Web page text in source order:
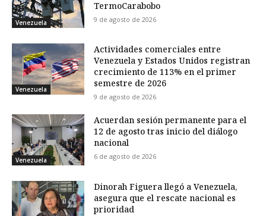
Venezuela
TermoCarabobo
9 de agosto de 2026
Venezuela
Actividades comerciales entre
Venezuela y Estados Unidos registran
crecimiento de 113% en el primer
semestre de 2026
9 de agosto de 2026
Venezuela
Acuerdan sesión permanente para el
12 de agosto tras inicio del diálogo
nacional
6 de agosto de 2026
Dinorah Figuera llegó a Venezuela,
asegura que el rescate nacional es
prioridad